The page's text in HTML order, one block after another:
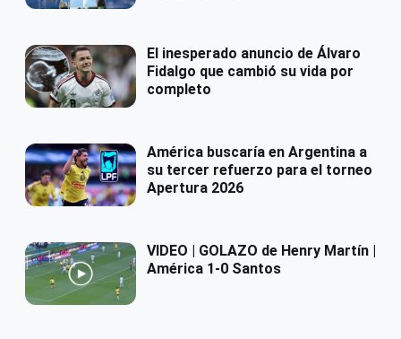
El inesperado anuncio de Álvaro
Fidalgo que cambió su vida por
completo
América buscaría en Argentina a
su tercer refuerzo para el torneo
Apertura 2026
VIDEO | GOLAZO de Henry Martín |
América 1-0 Santos